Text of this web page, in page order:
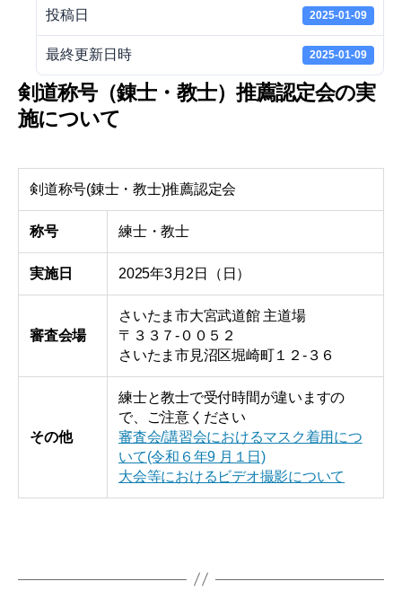
投稿日 2025-01-09
最終更新日時 2025-01-09
剣道称号（錬士・教士）推薦認定会の実
施について
剣道称号(錬士・教士)推薦認定会
称号 練士・教士
実施日 2025年3月2日（日）
審査会場
さいたま市大宮武道館 主道場
〒３３７-００５２
さいたま市見沼区堀崎町１２-３６
その他
練士と教士で受付時間が違いますの
で、ご注意ください
審査会/講習会におけるマスク着用につ
いて(令和６年9 月１日)
大会等におけるビデオ撮影について